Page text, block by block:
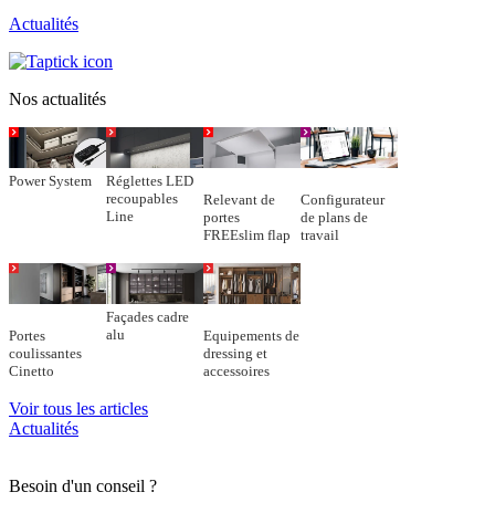
Actualités
Nos actualités
Power System
Réglettes LED
recoupables
Line
Relevant de
portes
FREEslim flap
Configurateur
de plans de
travail
Portes
coulissantes
Cinetto
Façades cadre
alu
Equipements de
dressing et
accessoires
Voir tous les articles
Actualités
Besoin d'un conseil ?